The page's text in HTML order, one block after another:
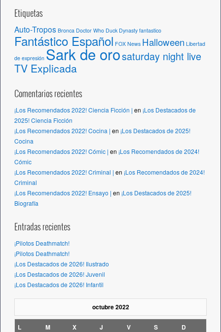
Etiquetas
Auto-Tropos Bronca Doctor Who Duck Dynasty fantastico
Fantástico Español FOX News Halloween Libertad
de expresión Sark de orosaturday night live
TV Explicada
Comentarios recientes
¡Los Recomendados 2022! Ciencia Ficción | en ¡Los Destacados de
2025! Ciencia Ficción
¡Los Recomendados 2022! Cocina | en ¡Los Destacados de 2025!
Cocina
¡Los Recomendados 2022! Cómic | en ¡Los Recomendados de 2024!
Cómic
¡Los Recomendados 2022! Criminal | en ¡Los Recomendados de 2024!
Criminal
¡Los Recomendados 2022! Ensayo | en ¡Los Destacados de 2025!
Biografía
Entradas recientes
¡Pilotos Deathmatch!
¡Pilotos Deathmatch!
¡Los Destacados de 2026! Ilustrado
¡Los Destacados de 2026! Juvenil
¡Los Destacados de 2026! Infantil
octubre 2022
L M X J V S D